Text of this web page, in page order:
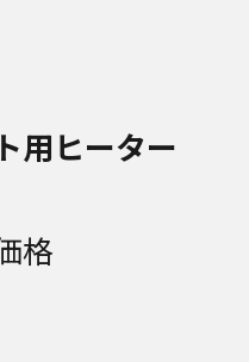
用ヒーター
格